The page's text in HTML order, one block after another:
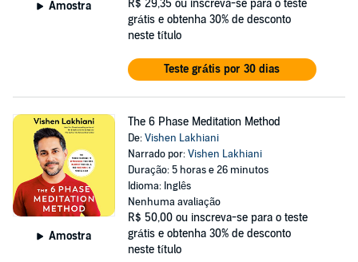
Amostra R$ 29,35 ou inscreva-se para o teste
grátis e obtenha 30% de desconto
neste título
Teste grátis por 30 dias
Amostra
The 6 Phase Meditation Method
De:Vishen Lakhiani
Narrado por:Vishen Lakhiani
Duração: 5 horas e 26 minutos
Idioma: Inglês
Nenhuma avaliação
R$ 50,00 ou inscreva-se para o teste
grátis e obtenha 30% de desconto
neste título